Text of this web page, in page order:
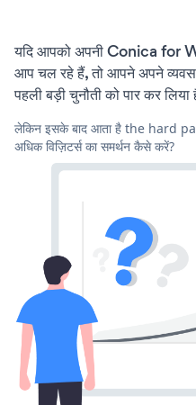
यदि आपको अपनी Conica for
आप चल रहे हैं, तो आपने अपने
पहली बड़ी चुनौती को पार कर लिया
लेकिन इसके बाद आता है the hard
अधिक विज़िटर्स का समर्थन कैसे करें?